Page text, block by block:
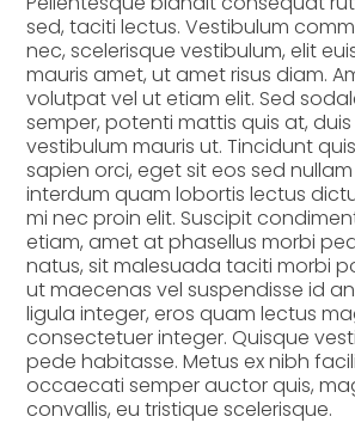
sed, taciti lectus. Vestibulum
nec, scelerisque vestibulum, elit
mauris amet, ut amet risus diam.
volutpat vel ut etiam elit. Sed
semper, potenti mattis quis at,
vestibulum mauris ut. Tincidunt
sapien orci, eget sit eos sed
interdum quam lobortis lectus
mi nec proin elit. Suscipit
etiam, amet at phasellus morbi
natus, sit malesuada taciti morbi
ut maecenas vel suspendisse id
ligula integer, eros quam lectus
consectetuer integer. Quisque
pede habitasse. Metus ex nibh
occaecati semper auctor quis,
convallis, eu tristique scelerisque.